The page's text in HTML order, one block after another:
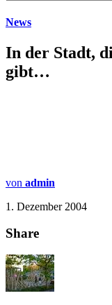
News
In der Stadt,
gibt…
von admin
1. Dezember 2004
Share